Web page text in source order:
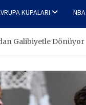
KUPALARI NBA
Galibiyetle Dönüyor